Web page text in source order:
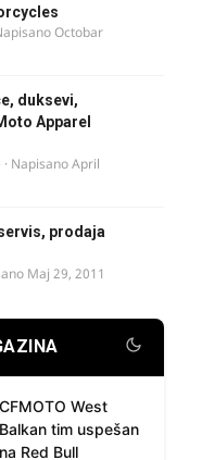
Octobar
duksevi,
Apparel
· NapisanoApril
prodaja
Maj 29, 2011
CFMOTO West
Balkan tim uspešan
na Red Bull